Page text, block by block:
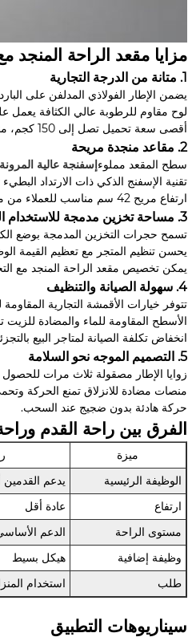
مزايا مقعد الراحة المنجد
1. متانة من الدرجة التجارية
يضمن الإطار الفولاذي المدلفن على البارد بسمك 1.2 مم ثباتًا
لوح مقاوم للرطوبة عالي الكثافة يعمل
أقصى سعة تحميل تصل إلى 150 كجم، مناسبة للاستخدام في المتاجر عالية التردد.
2. مقاعد منجدة مريحة
سطح المقعد مملوءإسفنجة عالية المرونة
تقنية الإسفنج الذكي ذات الارتداد البطيء
ارتفاع مريح 42 سم مناسب للعملاء من مختلف الفئات العمرية.
3. مساحة تخزين مدمجة للاستخدام العملي
تسمح حجرات التخزين المدمجة بوضع
يحسن تنظيم المتجر مع تعظيم القيمة
يمكن تخصيص مقعد الراحة المنجد مع
4. سهولة الصيانة والتنظيف
تتوفر خيارات الأقمشة التجارية المقاومة
الأسطح المقاومة للماء والمضادة
انخفاض تكلفة الصيانة لمتاجر البيع
5. التصميم الموجه نحو السلامة
زوايا الإطار مصقولة ثلاث مرات
منصات مضادة للانزلاق تمنع الحركة
حركة هادئة بدون ضجيج عند السحب.
الفرق بين راحة القدم وراحة
ميزة
الوظيفة الرئيسية
يدعم القدمين
ارتفاع
عادة أقل
مستوى الراحة
الدعم
وظيفة إضافية
هيكل بسيط
طلب
استخدام
سيناريوهات التطبيق